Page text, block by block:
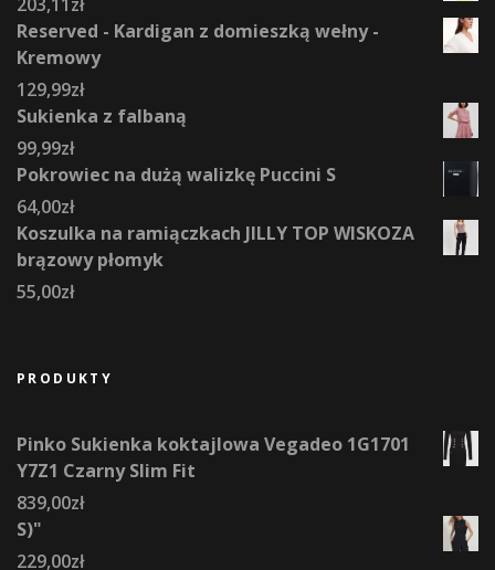
Reserved - Kardigan z domieszką wełny -
Kremowy
129,99zł
Sukienka z falbaną
99,99zł
Pokrowiec na dużą walizkę Puccini S
64,00zł
Koszulka na ramiączkach JILLY TOP WISKOZA
brązowy płomyk
55,00zł
PRODUKTY
Pinko Sukienka koktajlowa Vegadeo 1G1701
Y7Z1 Czarny Slim Fit
839,00zł
S)"
229,00zł